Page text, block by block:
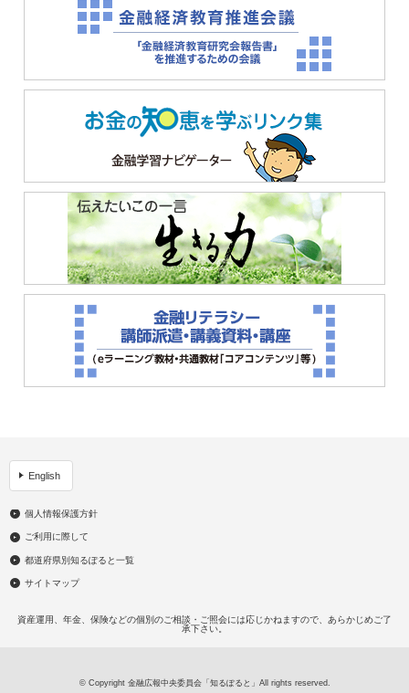
English
個人情報保護方針
ご利用に際して
都道府県別知るぽると一覧
サイトマップ
資産運用、年金、保険などの個別のご相談・ご照会には応じかねますので、あらかじめご了
承下さい。
© Copyright 金融広報中央委員会「知るぽると」All rights reserved.